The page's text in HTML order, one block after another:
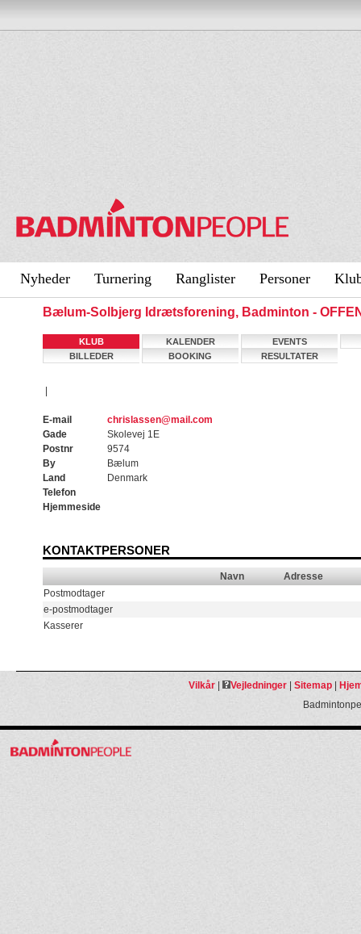
Nyheder Turnering Ranglister Personer
Bælum-Solbjerg Idrætsforening, Badminton -
KLUB KALENDER
EVENTS
BILLEDER
BOOKING RESULTATER
E-mail
chrislassen@mail.com
Gade
Skolevej 1E
Postnr
9574
By
Bælum
Land
Denmark
Telefon
Hjemmeside
KONTAKTPERSONER
Navn
Adresse
Postmodtager
e-postmodtager
Kasserer
Vilkår| Vejledninger| Sitemap|